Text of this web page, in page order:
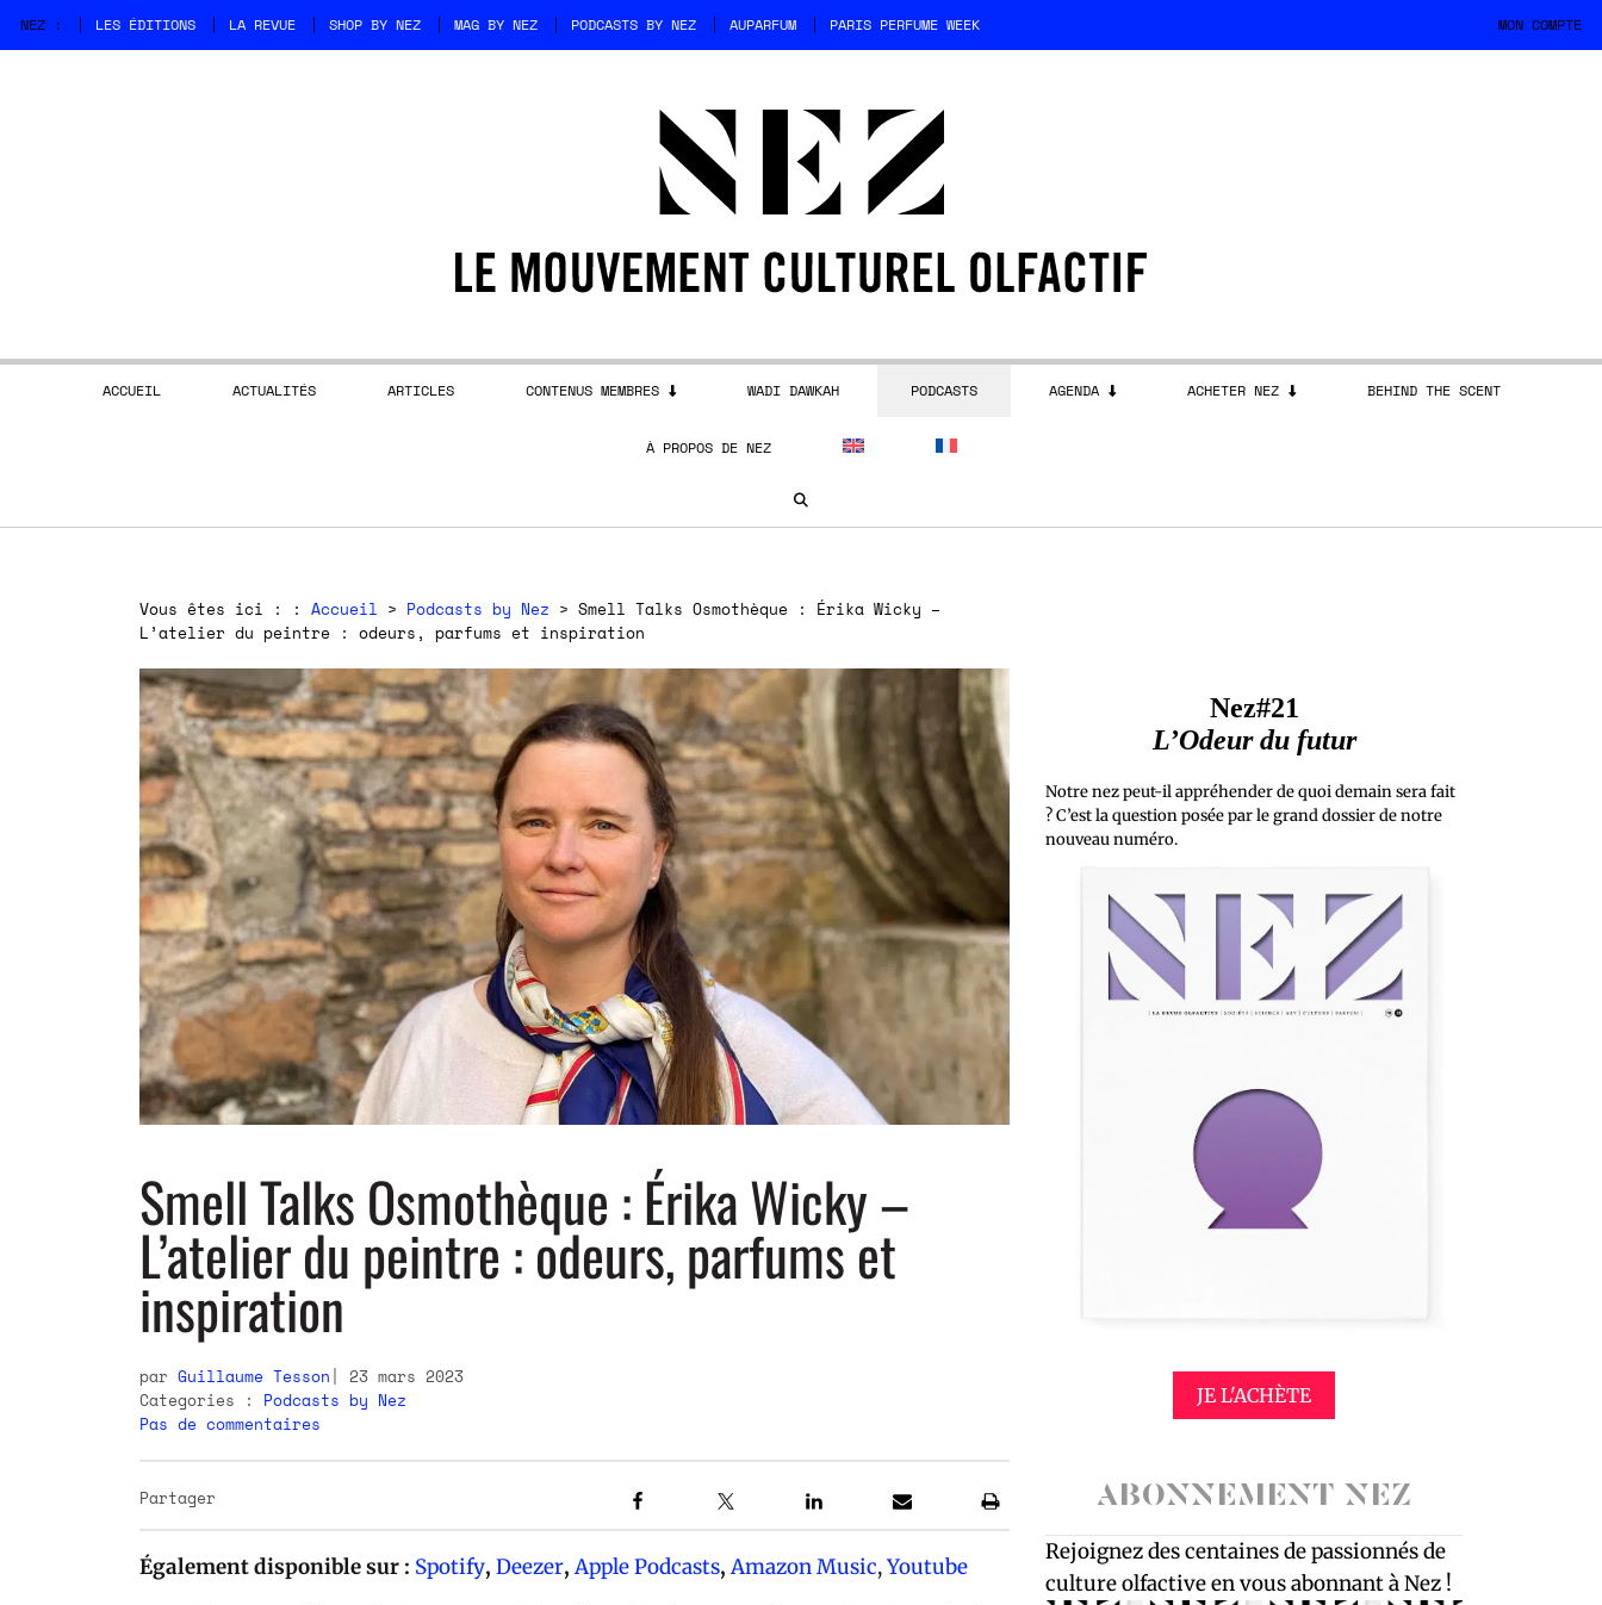
NEZ : LES ÉDITIONS LA REVUE SHOP BY NEZ MAG BY NEZ PODCASTS BY NEZ AUPARFUM PARIS PERFUME WEEK MON COMPTE
ACCUEIL ACTUALITÉS ARTICLES CONTENUS MEMBRES WADI DAWKAH PODCASTS AGENDA ACHETER NEZ BEHIND THE SCENT
À PROPOS DE NEZ
Vous êtes ici : : Accueil > Podcasts by Nez > Smell Talks Osmothèque : Érika Wicky –
L’atelier du peintre : odeurs, parfums et inspiration
Smell Talks Osmothèque : Érika Wicky –
L’atelier du peintre : odeurs, parfums et
inspiration
par Guillaume Tesson
23 mars 2023
Categories : Podcasts by Nez
Pas de commentaires
Partager
Également disponible sur : Spotify, Deezer, Apple Podcasts, Amazon Music,Youtube
Nez#21
L’Odeur du futur
Notre nez peut-il appréhender de quoi demain sera fait
? C’est la question posée par le grand dossier de notre
nouveau numéro.
JE L'ACHÈTE
ABONNEMENT NEZ
Rejoignez des centaines de passionnés de
culture olfactive en vous abonnant à Nez !